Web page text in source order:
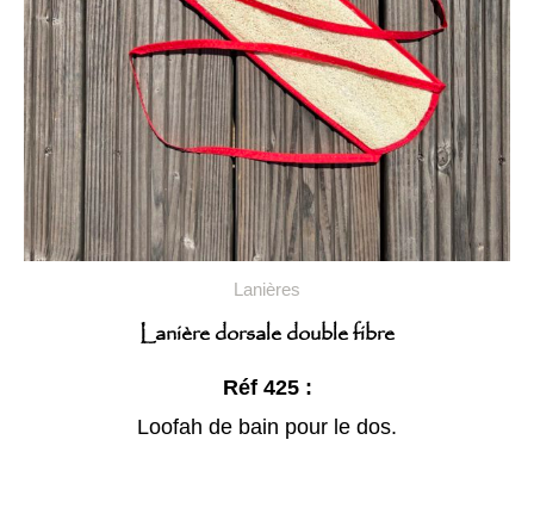
Lanières
Lanière dorsale double fibre
Réf 425 :
Loofah de bain pour le dos.